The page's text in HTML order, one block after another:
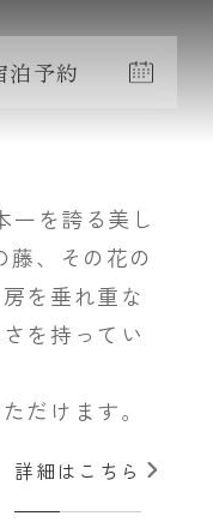
泊予約
一を誇る美し
藤、その花の
を垂れ重な
を持ってい
だけます。
詳細はこちら